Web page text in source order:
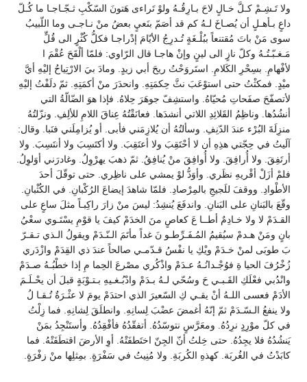
ولا تَـشِـمْ كـلَّ خـالٍ لاحَ بـارِقُـهُ ولوْ تَراءى هَتونَ السّكْبِ ثـجّـاجـا ما كُـلّ
داعٍ بـأهـلٍ أن يُصـاخَ لـهُ كم قد أصَمّ بنَعيٍ بعضُ منْ نـاجـى وما اللّبيبُ
سوى مَنْ باتَ مُقتنعاً ببُلْـغَةٍ تُـدرِجُ الأيّامَ إدْراجـا فكلُّ كُثْرٍ الى قُلٍّ
مَـغـبّـتُـهُ وكلّ نازٍ الى لينٍ وإنْ هاجـا قال الرّاوي: فلمّا ألْقَحَ عُقْمَ ا
لأفْهامِ. بسِحْرِ الكَلامِ. استَروَحْتُ ريحَ أبي زيدٍ. ومادَ بيَ الارْتِياحُ إليْهِ أيَّ
ميْدٍ. فمكثْتُ حتى استوْعَبَ نثَّ حِكمَتِهِ. وانحدَرَ منْ أكمَتِهِ. ثمّ دلَفْتُ إليْهِ
لأتصفّحَ صفَحاتِ مُحيّاهُ. واستشِفّ جوهَرَ حِلاهُ. فإذا هوَ الضّالّةُ التي
أنشُدُها. وناظِمُ القَلائِدِ اللاتي أنشدَها. فعانَقْتُهُ عِناقَ اللامِ للألِفِ. ونزّلتُهُ
منزِلَةَ البُرْء عندَ الدّنِفِ. وسألتُهُ أن يُلازِمَني فأبى. أو يُزامِلَني فنَبا. وقال:
آلَيتُ في حِجّتي هذِهِ أن لا أحْتَقِبَ ولا أعتَقِبَ. ولا أكتَسِبَ ولا أنتَسِبَ. ولا
أرتَفِقَ. ولا أُرافِقَ. ولا أُوافِقَ منْ يُنافِقُ. ثمّ ذهبَ يهرْوِلُ. وغادرَني أوَلوِلُ.
فلمْ أزَلْ أقْريهِ نظَري. وأوَدُّ لوْ يمشي على ناظِري. حتى توقّلَ أحدَ
الأطْوادِ. ووقفَ للَجيجِ بالمِرْصادِ. فلمّا شاهدَ إيضاعَ الرُكْبانِ. في الكُثْبانِ.
وقّعَ بالبَنانِ على البَنانِ. واندفَعَ يُنشِدُ: ليسَ منْ زارَ راكِبـاً مثلَ ساعٍ على
القـدَمْ لا ولا خـادِمٌ أطــا عَ كعاصٍ منَ الخدَمْ كيفَ يا قوْمِ يسْتَـوي سعْيُ
بانٍ ومَنْ هـدمْ سيُقيمُ المُـفَـرِّطـو نَ غداً مأتَمَ الـنّـدَمْ ويقولُ الـذي تـقـرّ
بَ طوبَى لمنْ خـدَمْ ويْكِ يا نفْسُ قـدّمـي صالحاً عندَ ذي القِدَمْ وازْدَري
زُخْرُفَ الحيا ةِ فوُجْـدانُـهُ عـدَمْ واذْكُري مصْرعَ الحِما مِ إذا خطْبُـهُ صـدَمْ
وانْدُبي فعْلَكِ القَـبـي حَ وسُحّي لـهُ بـدَمْ وادْبُـغـيهِ بـتـوْبَةٍ قبلَ أن يحْـلَـمَ
الأدَمْ فعسى اللـهُ أنْ يقـي كِ السّعيرَ الذي احتدَمْ يومَ لا عثْـرَةٌ تُـقـا لُ
ولا ينفعُ الـسّـدَمْ ثمّ إنّهُ أغمضَ عضْبَ لِسانِهِ. وانطلَقَ لِشانِهِ. فما زِلْتُ
في كلّ موْرِدٍ نرِدُهُ. ومعَرَّسٍ نتوسّدُهُ. أتفقّدُهُ فأفْقِدُهُ. وأستَنْجِدُ بمَنْ
يَنشُدُهُ فلا يجِدُهُ. حتى خِلتُ أنّ الجِنّ اختَطفَتْهُ. أوِ الأرضَ اقتطَفَتْهُ. فما
كابَدْتُ في الغُربَة. كهذهِ الكُربَةِ. ولا مُنِيتُ في سَفْرَةٍ. بمِثلِها منْ زفْرَةٍ.